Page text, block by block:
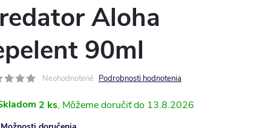
Aloha
90ml
Neohodnotené Podrobnosti hodnotenia
2 ks 13.8.2026